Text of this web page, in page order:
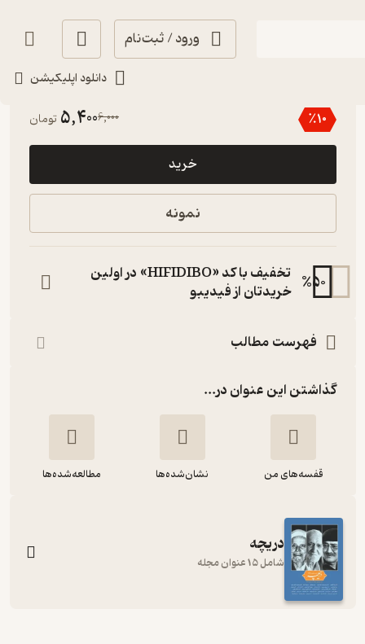
ورود / ثبت‌نام
دانلود اپلیکیشن
٪10
6,000
5,400 تومان
خرید
نمونه
%50
تخفیف با کد «HIFIDIBO» در اولین
خریدتان از فیدیبو
فهرست مطالب
گذاشتن این عنوان در...
قفسه‌های من نشان‌شده‌ها مطالعه‌شده‌ها
دریچه
شامل 15 عنوان مجله